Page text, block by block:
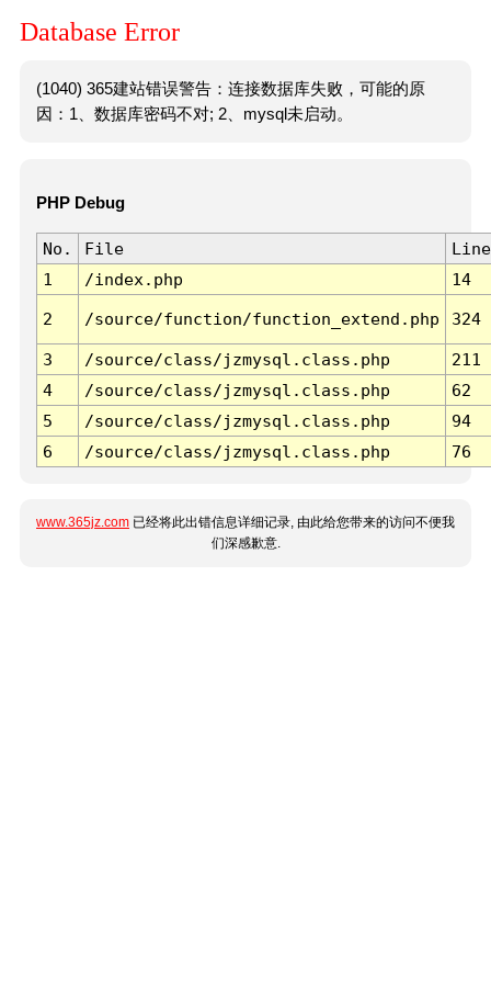
Database Error
(1040) 365建站错误警告：连接数据库失败，可能的原
因：1、数据库密码不对; 2、mysql未启动。
PHP Debug
No. File
Line
1
/index.php 14
2 /source/function/function_extend.php 324
3 /source/class/jzmysql.class.php
211
4
/source/class/jzmysql.class.php
62
5
/source/class/jzmysql.class.php
94
6
/source/class/jzmysql.class.php 76
www.365jz.com 已经将此出错信息详细记录, 由此给您带来的访问不便我
们深感歉意.